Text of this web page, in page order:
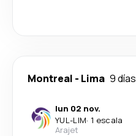
Montreal - Lima 9 días
lun 02 nov.
YUL-LIM· 1 escala
Arajet